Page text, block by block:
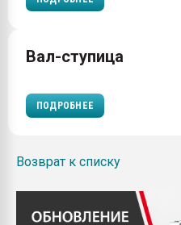
Вал-ступица
ПОДРОБНЕЕ
Возврат к списку